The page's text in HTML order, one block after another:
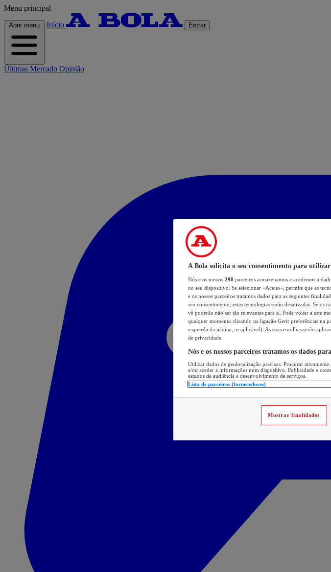
Menu principal
Abrir menu Início Entrar
Últimas Mercado Opinião
A Bola solicita o seu consentimento para utilizar
Nós e os nossos 298 parceiros armazenamos e acedemos a
no seu dispositivo. Se selecionar «Aceito», permite que as
e os nossos parceiros tratamos dados para as seguintes
seu consentimento, estas tecnologias serão desativadas. Se os
vê poderão não ser tão relevantes para si. Pode voltar a este
qualquer momento clicando na ligação Gerir preferências na
esquerda da página, se aplicável). As suas escolhas serão
de privacidade.
Nós e os nossos parceiros tratamos os dados
Utilizar dados de geolocalização precisos. Procurar
e/ou aceder a informações num dispositivo. Publicidade e
estudos de audiência e desenvolvimento de serviços.
Lista de parceiros (fornecedores)
Mostrar finalidades